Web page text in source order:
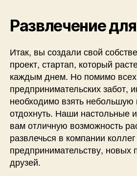
Развлечение
Итак, вы создали свой
проект, стартап, который
каждым днем. Но помимо всех
предпринимательских забот,
необходимо взять небольшую
отдохнуть. Наши настольные
вам отличную возможность
развлечься в компании
предпринимательству, новых
друзей.